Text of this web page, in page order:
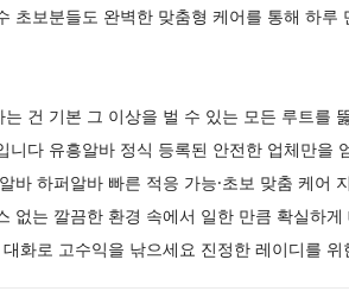
초보분들도 완벽한 맞춤형 케어를 통해 하루
건 기본 그 이상을 벌 수 있는 모든 루트를
다 유흥알바 정식 등록된 안전한 업체만을
바 하퍼알바 빠른 적응 가능·초보 맞춤 케어
없는 깔끔한 환경 속에서 일한 만큼 확실하
화로 고수익을 낚으세요 진정한 레이디를 위